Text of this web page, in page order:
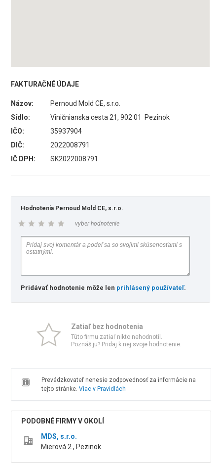
FAKTURAČNÉ ÚDAJE
Názov:
Pernoud Mold CE, s.r.o.
Sídlo:
Viničnianska cesta 21, 902 01 Pezinok
IČO:
35937904
DIČ:
2022008791
IČ DPH:
SK2022008791
Hodnotenia Pernoud Mold CE, s.r.o.
vyber hodnotenie
Pridávať hodnotenie môže len prihlásený používateľ.
Zatiaľ bez hodnotenia
Túto firmu zatiaľ nikto nehodnotil.
Poznáš ju? Pridaj k nej svoje hodnotenie.
Prevádzkovateľ nenesie zodpovednosť za informácie na
tejto stránke. Viac v Pravidlách
PODOBNÉ FIRMY V OKOLÍ
MDS, s.r.o.
Mierová 2 , Pezinok